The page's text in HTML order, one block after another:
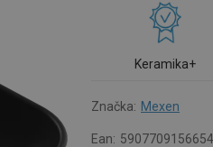
Keramika+
Značka: Mexen
Ean: 5907709156654